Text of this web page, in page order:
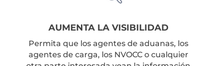
AUMENTA LA VISIBILIDAD
Permita que los agentes de aduanas, los
agentes de carga, los NVOCC o cualquier